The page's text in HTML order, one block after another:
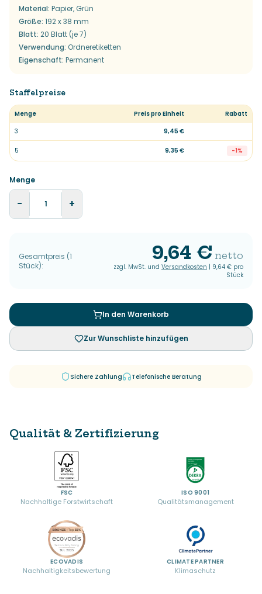
Material: Papier, Grün
Größe: 192 x 38 mm
Blatt: 20 Blatt (je 7)
Verwendung: Ordneretiketten
Eigenschaft: Permanent
Staffelpreise
Menge Preis pro Einheit
Rabatt
3
9,45 €
5 9,35 € -1%
Menge
− +
Gesamtpreis (1
Stück):
9,64 € netto
zzgl. MwSt. und Versandkosten | 9,64 € pro
Stück
In den Warenkorb
Zur Wunschliste hinzufügen
Sichere Zahlung Telefonische Beratung
Qualität & Zertifizierung
FSC
Nachhaltige Forstwirtschaft
ISO 9001
Qualitätsmanagement
ECOVADIS
Nachhaltigkeitsbewertung
CLIMATE PARTNER
Klimaschutz